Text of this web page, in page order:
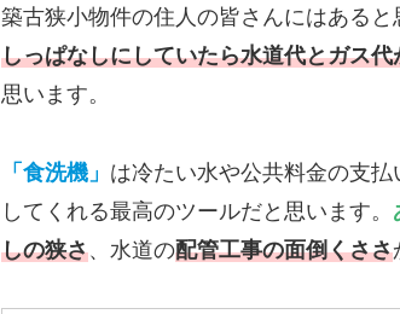
築古狭小物件の住人の皆さんにはあると
しっぱなしにしていたら水道代とガス
思います。
「食洗機」 は冷たい水や公共料金の支
してくれる最高のツールだと思います。
しの狭さ、水道の配管工事の面倒くささ